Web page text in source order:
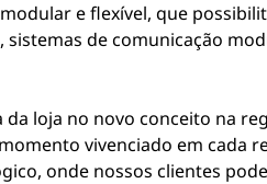
e flexível, que
sistemas de comunicação
loja no novo conceito na
vivenciado em cada
onde nossos clientes